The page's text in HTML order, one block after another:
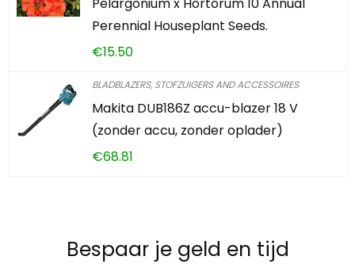
Perennial Houseplant Seeds.
€15.50
BLADBLAZERS, STOFZUIGERS AND ACCESSOIRES
Makita DUB186Z accu-blazer 18 V
(zonder accu, zonder oplader)
€68.81
Bespaar je geld en tijd